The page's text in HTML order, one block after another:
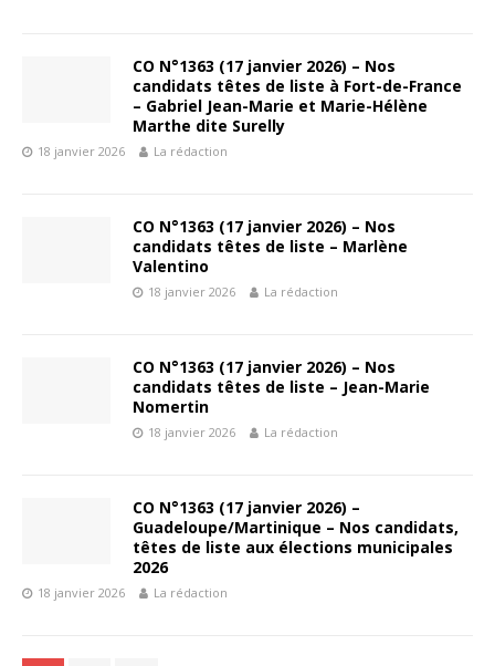
CO N°1363 (17 janvier 2026) – Nos
candidats têtes de liste à Fort-de-France
– Gabriel Jean-Marie et Marie-Hélène
Marthe dite Surelly
18 janvier 2026 La rédaction
CO N°1363 (17 janvier 2026) – Nos
candidats têtes de liste – Marlène
Valentino
18 janvier 2026 La rédaction
CO N°1363 (17 janvier 2026) – Nos
candidats têtes de liste – Jean-Marie
Nomertin
18 janvier 2026 La rédaction
CO N°1363 (17 janvier 2026) –
Guadeloupe/Martinique – Nos candidats,
têtes de liste aux élections municipales
2026
18 janvier 2026 La rédaction